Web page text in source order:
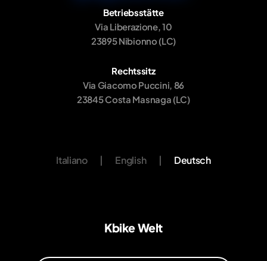
Betriebsstätte
Via Liberazione, 10
23895 Nibionno (LC)
Rechtssitz
Via Giacomo Puccini, 86
23845 Costa Masnaga (LC)
Italiano | English | Deutsch
Kbike Welt